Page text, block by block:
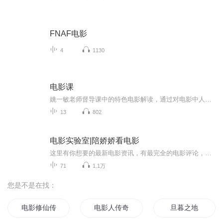
FNAF电影
4 1130
电影课
13 802
电影实验室|陪娇娇看电影
71 1.1万
您是不是在找：
电影修仙传 电影人传奇 旦暮之地